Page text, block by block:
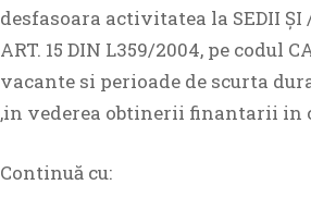
desfasoara activitatea la SEDII ŞI
ART. 15 DIN L359/2004, pe codul
vacante si perioade de scurta
,in vederea obtinerii finantarii in
Continuă cu: